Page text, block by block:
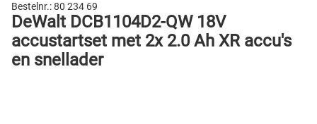
Bestelnr.:80 234 69
DeWalt DCB1104D2-QW 18V
accustartset met 2x 2.0 Ah XR accu's
en snellader